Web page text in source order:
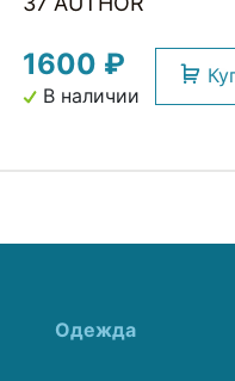
1600 ₽
В наличии
Одежда